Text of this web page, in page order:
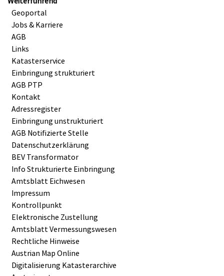
Geoportal
Jobs & Karriere
AGB
Links
Katasterservice
Einbringung strukturiert
AGB PTP
Kontakt
Adressregister
Einbringung unstrukturiert
AGB Notifizierte Stelle
Datenschutzerklärung
BEV Transformator
Info Strukturierte Einbringung
Amtsblatt Eichwesen
Impressum
Kontrollpunkt
Elektronische Zustellung
Amtsblatt Vermessungswesen
Rechtliche Hinweise
Austrian Map Online
Digitalisierung Katasterarchive